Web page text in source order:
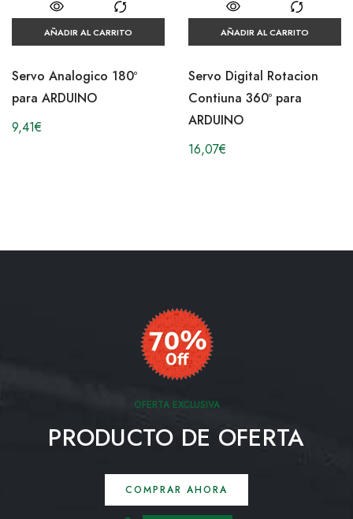
AÑADIR AL CARRITO
Servo Analogico 180º
para ARDUINO
9,41€
AÑADIR AL CARRITO
Servo Digital Rotacion
Contiuna 360º para
ARDUINO
16,07€
OFERTA EXCLUSIVA
PRODUCTO DE OFERTA
COMPRAR AHORA